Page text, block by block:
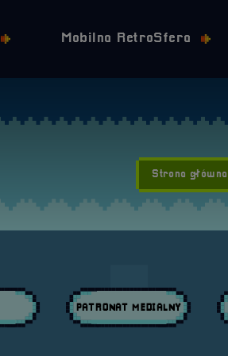
Mobilna RetroSfera
Strona główna
PATRONAT MEDIALNY